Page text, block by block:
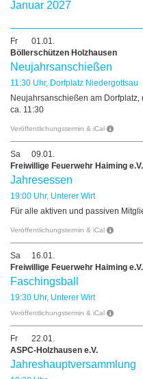
Januar 2027
Fr
01.01.
Böllerschützen Holzhausen
Neujahrsanschießen
11:30 Uhr, Dorfplatz Niedergottsau
Neujahrsanschießen am
ca. 11:30
Veröffentlichungstermin & iCal
Sa
09.01.
Freiwillige Feuerwehr Haiming e.V.
Jahresessen
19:00 Uhr, Unterer Wirt
Für alle aktiven und passiven
Veröffentlichungstermin & iCal
Sa
16.01.
Freiwillige Feuerwehr Haiming e.V.
Faschingsball
19:30 Uhr, Unterer Wirt
Veröffentlichungstermin & iCal
Fr
22.01.
ASPC-Holzhausen e.V.
Jahreshauptversammlung